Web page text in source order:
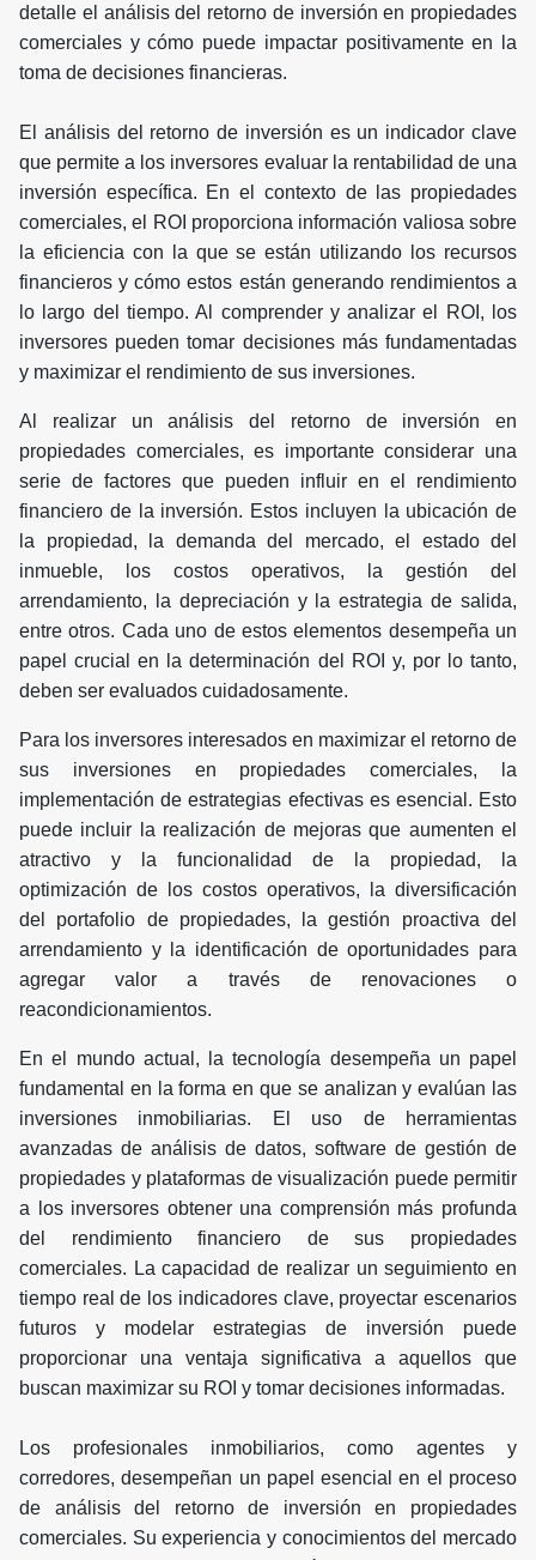
detalle el análisis del retorno de inversión en propiedades
comerciales y cómo puede impactar positivamente en la
toma de decisiones financieras.
El análisis del retorno de inversión es un indicador clave
que permite a los inversores evaluar la rentabilidad de una
inversión específica. En el contexto de las propiedades
comerciales, el ROI proporciona información valiosa sobre
la eficiencia con la que se están utilizando los recursos
financieros y cómo estos están generando rendimientos a
lo largo del tiempo. Al comprender y analizar el ROI, los
inversores pueden tomar decisiones más fundamentadas
y maximizar el rendimiento de sus inversiones.
Al realizar un análisis del retorno de inversión en
propiedades comerciales, es importante considerar una
serie de factores que pueden influir en el rendimiento
financiero de la inversión. Estos incluyen la ubicación de
la propiedad, la demanda del mercado, el estado del
inmueble, los costos operativos, la gestión del
arrendamiento, la depreciación y la estrategia de salida,
entre otros. Cada uno de estos elementos desempeña un
papel crucial en la determinación del ROI y, por lo tanto,
deben ser evaluados cuidadosamente.
Para los inversores interesados en maximizar el retorno de
sus inversiones en propiedades comerciales, la
implementación de estrategias efectivas es esencial. Esto
puede incluir la realización de mejoras que aumenten el
atractivo y la funcionalidad de la propiedad, la
optimización de los costos operativos, la diversificación
del portafolio de propiedades, la gestión proactiva del
arrendamiento y la identificación de oportunidades para
agregar valor a través de renovaciones o
reacondicionamientos.
En el mundo actual, la tecnología desempeña un papel
fundamental en la forma en que se analizan y evalúan las
inversiones inmobiliarias. El uso de herramientas
avanzadas de análisis de datos, software de gestión de
propiedades y plataformas de visualización puede permitir
a los inversores obtener una comprensión más profunda
del rendimiento financiero de sus propiedades
comerciales. La capacidad de realizar un seguimiento en
tiempo real de los indicadores clave, proyectar escenarios
futuros y modelar estrategias de inversión puede
proporcionar una ventaja significativa a aquellos que
buscan maximizar su ROI y tomar decisiones informadas.
Los profesionales inmobiliarios, como agentes y
corredores, desempeñan un papel esencial en el proceso
de análisis del retorno de inversión en propiedades
comerciales. Su experiencia y conocimientos del mercado